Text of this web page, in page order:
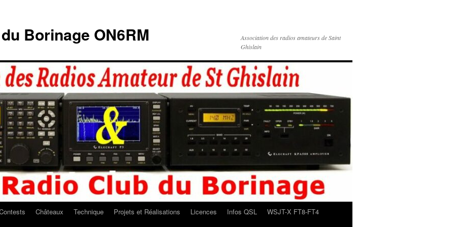
Borinage ON6RM
Association des radios amateurs de Saint
Ghislain
Châteaux Technique Projets et Réalisations Licences Infos QSL
WSJT-X FT8-FT4